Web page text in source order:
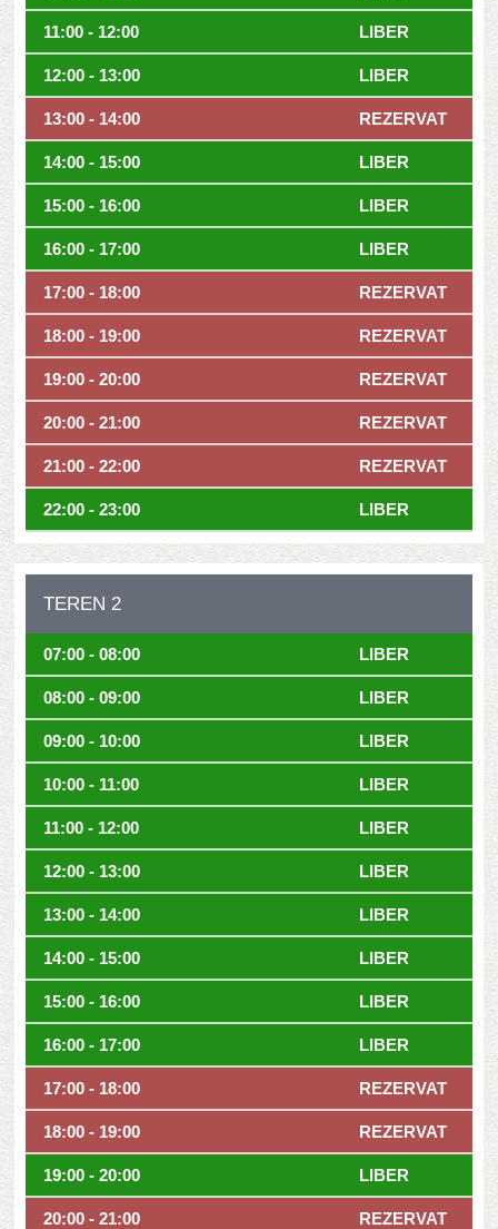
11:00 - 12:00 LIBER
12:00 - 13:00 LIBER
13:00 - 14:00 REZERVAT
14:00 - 15:00 LIBER
15:00 - 16:00 LIBER
16:00 - 17:00 LIBER
17:00 - 18:00 REZERVAT
18:00 - 19:00 REZERVAT
19:00 - 20:00 REZERVAT
20:00 - 21:00 REZERVAT
21:00 - 22:00 REZERVAT
22:00 - 23:00 LIBER
TEREN 2
07:00 - 08:00 LIBER
08:00 - 09:00 LIBER
09:00 - 10:00 LIBER
10:00 - 11:00 LIBER
11:00 - 12:00 LIBER
12:00 - 13:00 LIBER
13:00 - 14:00 LIBER
14:00 - 15:00 LIBER
15:00 - 16:00 LIBER
16:00 - 17:00 LIBER
17:00 - 18:00 REZERVAT
18:00 - 19:00 REZERVAT
19:00 - 20:00 LIBER
20:00 - 21:00 REZERVAT